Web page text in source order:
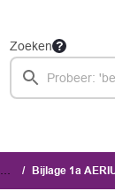
Zoeken
Bijlage 1a